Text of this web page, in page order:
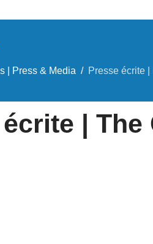
| Press & Media Presse écrite
|